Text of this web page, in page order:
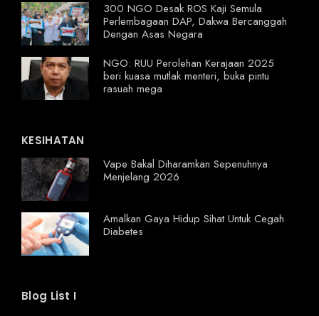
300 NGO Desak ROS Kaji Semula
Perlembagaan DAP, Dakwa Bercanggah
Dengan Asas Negara
NGO: RUU Perolehan Kerajaan 2025
beri kuasa mutlak menteri, buka pintu
rasuah mega
KESIHATAN
Vape Bakal Diharamkan Sepenuhnya
Menjelang 2026
Amalkan Gaya Hidup Sihat Untuk Cegah
Diabetes
Blog List I